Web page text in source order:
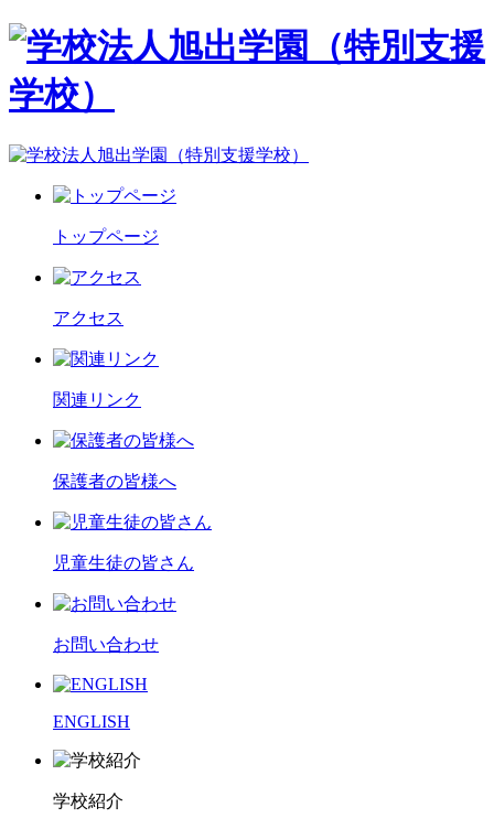
トップページ
アクセス
関連リンク
保護者の皆様へ
児童生徒の皆さん
お問い合わせ
ENGLISH
学校紹介